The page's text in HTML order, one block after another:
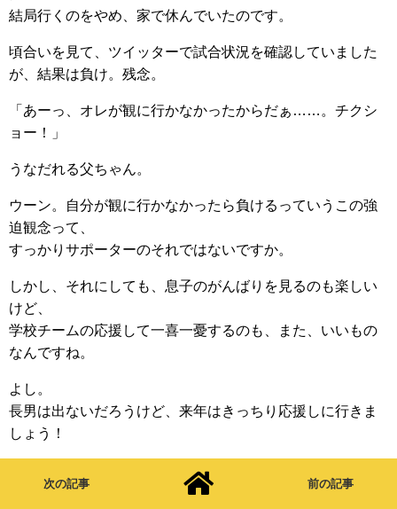
結局行くのをやめ、家で休んでいたのです。
頃合いを見て、ツイッターで試合状況を確認していました
が、結果は負け。残念。
「あーっ、オレが観に行かなかったからだぁ……。チクシ
ョー！」
うなだれる父ちゃん。
ウーン。自分が観に行かなかったら負けるっていうこの強
迫観念って、
すっかりサポーターのそれではないですか。
しかし、それにしても、息子のがんばりを見るのも楽しい
けど、
学校チームの応援して一喜一憂するのも、また、いいもの
なんですね。
よし。
長男は出ないだろうけど、来年はきっちり応援しに行きま
しょう！
次の記事 前の記事